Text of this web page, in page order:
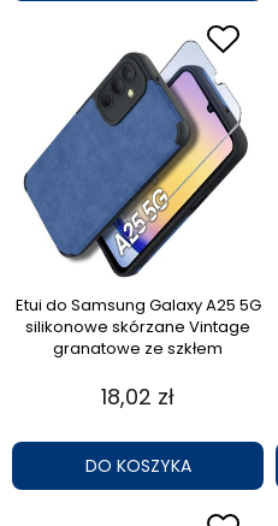
Etui do Samsung Galaxy A25 5G
silikonowe skórzane Vintage
granatowe ze szkłem
18,02 zł
DO KOSZYKA